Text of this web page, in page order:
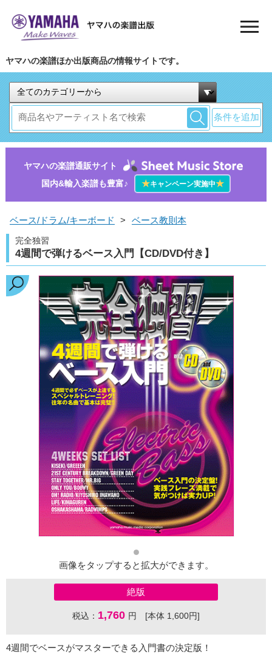
ヤマハの楽譜ほか出版商品の情報サイトです。
条件を追加
ヤマハの楽譜通販サイト
国内&輸入楽譜も豊富♪
★キャンペーン実施中★
ベース/ドラム/キーボード > ベース教則本
完全独習
4週間で弾けるベース入門【CD/DVD付き】
画像をタップすると拡大ができます。
絶版
税込： 1,760 円 [本体 1,600円]
4週間でベースがマスターできる入門書の決定版！